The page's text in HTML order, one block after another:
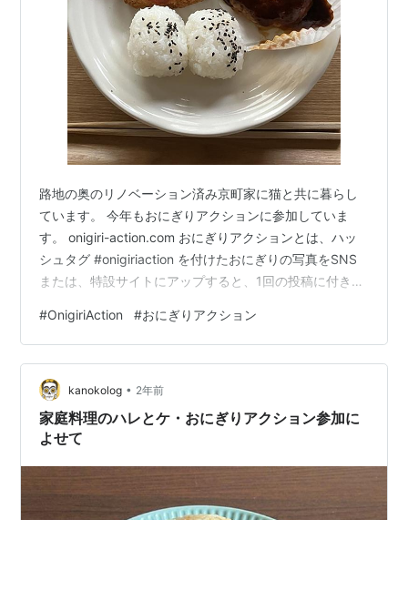
路地の奥のリノベーション済み京町家に猫と共に暮らし
ています。 今年もおにぎりアクションに参加していま
す。 onigiri-action.com おにぎりアクションとは、ハッ
シュタグ #onigiriaction を付けたおにぎりの写真をSNS
または、特設サイトにアップすると、1回の投稿に付き
付するというもの。 参加費用は発生しません。 今年は、
11月16日まで おにぎりは手作りでなくてOKです。 SNS
をやっている方は、参加してみてはいかがでしょう 私は
Instagramで参加しています♪ View this post on Instagr…
#OnigiriAction #おにぎりアクション
kanokolog • 2年前
家庭料理のハレとケ・おにぎりアクション参加に
よせて